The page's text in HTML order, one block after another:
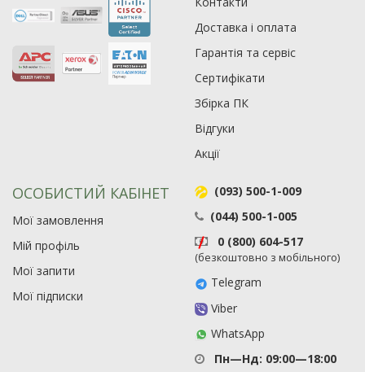
Доставка і оплата
Гарантія та сервіс
Сертифікати
Збірка ПК
Відгуки
Акції
ОСОБИСТИЙ КАБІНЕТ
Мої замовлення
Мій профіль
Мої запити
Мої підписки
(093) 500-1-009
(044) 500-1-005
0 (800) 604-517
(безкоштовно з мобільного)
Telegram
Viber
WhatsApp
Пн—Нд: 09:00—18:00